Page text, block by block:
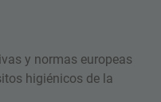
y normas europeas
higiénicos de la